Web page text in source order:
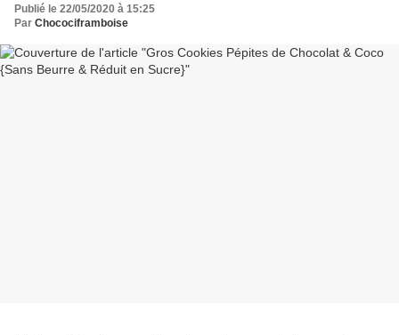
Publié le 22/05/2020 à 15:25
Par Chocociframboise